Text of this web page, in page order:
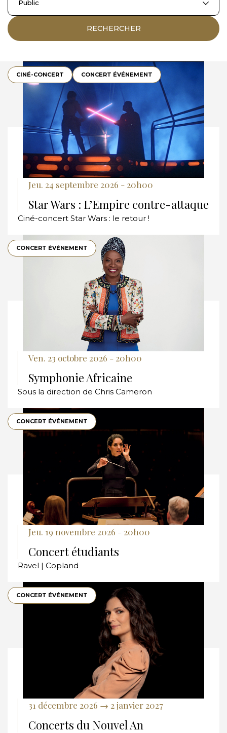
Public
RECHERCHER
Star Wars : L’Empire contre-attaque
Jeu. 24 septembre 2026 - 20h00
Ciné-concert Star Wars : le retour !
CINÉ-CONCERT CONCERT ÉVÉNEMENT
Symphonie Africaine
Ven. 23 octobre 2026 - 20h00
Sous la direction de Chris Cameron
CONCERT ÉVÉNEMENT
Concert étudiants
Jeu. 19 novembre 2026 - 20h00
Ravel | Copland
CONCERT ÉVÉNEMENT
Concerts du Nouvel An
31 décembre 2026 → 2 janvier 2027
CONCERT ÉVÉNEMENT